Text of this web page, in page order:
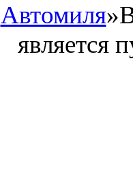
Автомиля»
является